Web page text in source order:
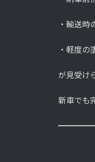
・輸送時
・軽度の
が見受け
新車でも